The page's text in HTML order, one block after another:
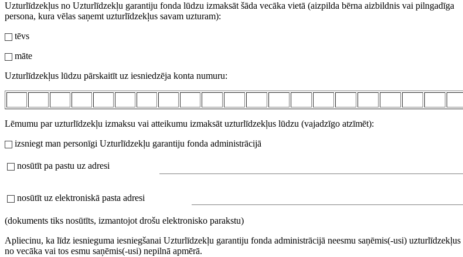
Uzturlīdzekļus no Uzturlīdzekļu garantiju fonda lūdzu izmaksāt šāda vecāka vietā (aizpilda bērna aizbildnis vai pilngadīga
persona, kura vēlas saņemt uzturlīdzekļus savam uzturam):
tēvs
māte
Uzturlīdzekļus lūdzu pārskaitīt uz iesniedzēja konta numuru:
Lēmumu par uzturlīdzekļu izmaksu vai atteikumu izmaksāt uzturlīdzekļus lūdzu (vajadzīgo atzīmēt):
izsniegt man personīgi Uzturlīdzekļu garantiju fonda administrācijā
nosūtīt pa pastu uz adresi
nosūtīt uz elektroniskā pasta adresi
(dokuments tiks nosūtīts, izmantojot drošu elektronisko parakstu)
Apliecinu, ka līdz iesnieguma iesniegšanai Uzturlīdzekļu garantiju fonda administrācijā neesmu saņēmis(-usi) uzturlīdzekļus
no vecāka vai tos esmu saņēmis(-usi) nepilnā apmērā.